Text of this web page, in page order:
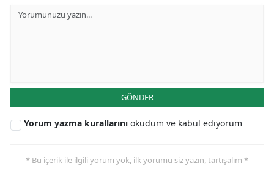
GÖNDER
Yorum yazma kurallarını okudum ve kabul ediyorum
* Bu içerik ile ilgili yorum yok, ilk yorumu siz yazın, tartışalım *